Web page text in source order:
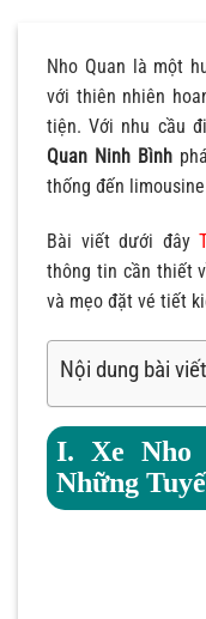
Nho Quan là một
với thiên nhiên
tiện. Với nhu cầu
Quan Ninh Bình
thống đến
Bài viết dưới đây
thông tin cần thiết
và mẹo đặt vé tiết
Nội dung bài viết
I. Xe Nho
Những